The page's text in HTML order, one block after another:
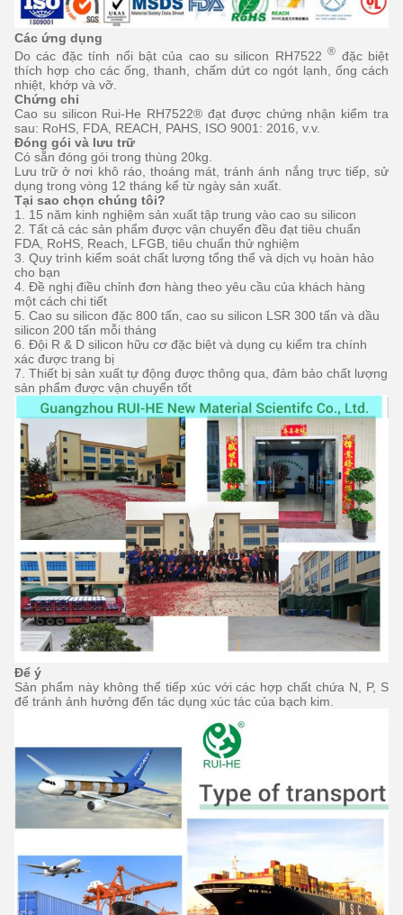
Các ứng dụng
Do các đặc tính nổi bật của cao su silicon RH7522® đặc biệt
thích hợp cho các ống, thanh, chấm dứt co ngót lạnh, ống cách
nhiệt, khớp và vỡ.
Chứng chỉ
Cao su silicon Rui-He RH7522® đạt được chứng nhận kiểm tra
sau: RoHS, FDA, REACH, PAHS, ISO 9001: 2016, v.v.
Đóng gói và lưu trữ
Có sẵn đóng gói trong thùng 20kg.
Lưu trữ ở nơi khô ráo, thoáng mát, tránh ánh nắng trực tiếp, sử
dụng trong vòng 12 tháng kể từ ngày sản xuất.
Tại sao chọn chúng tôi?
1. 15 năm kinh nghiệm sản xuất tập trung vào cao su silicon
2. Tất cả các sản phẩm được vận chuyển đều đạt tiêu chuẩn
FDA, RoHS, Reach, LFGB, tiêu chuẩn thử nghiệm
3. Quy trình kiểm soát chất lượng tổng thể và dịch vụ hoàn hảo
cho bạn
4. Đề nghị điều chỉnh đơn hàng theo yêu cầu của khách hàng
một cách chi tiết
5. Cao su silicon đặc 800 tấn, cao su silicon LSR 300 tấn và dầu
silicon 200 tấn mỗi tháng
6. Đội R & D silicon hữu cơ đặc biệt và dụng cụ kiểm tra chính
xác được trang bị
7. Thiết bị sản xuất tự động được thông qua, đảm bảo chất lượng
sản phẩm được vận chuyển tốt
Để ý
Sản phẩm này không thể tiếp xúc với các hợp chất chứa N, P, S
để tránh ảnh hưởng đến tác dụng xúc tác của bạch kim.